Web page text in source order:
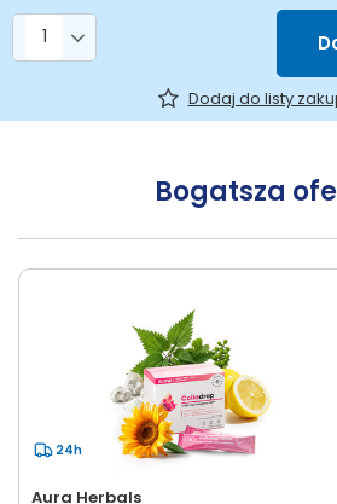
Liczba produktów
Dodaj do listy
Bogatsza
24h
Aura Herbals